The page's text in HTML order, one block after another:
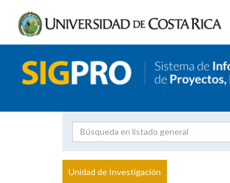
Proyecto
Investigador
Unidad de Investigación